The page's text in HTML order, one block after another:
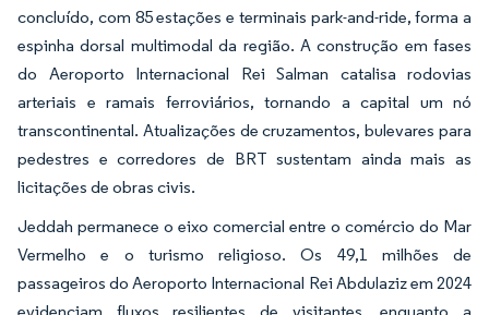
concluído, com 85 estações e terminais park-and-ride, forma a
espinha dorsal multimodal da região. A construção em fases
do Aeroporto Internacional Rei Salman catalisa rodovias
arteriais e ramais ferroviários, tornando a capital um nó
transcontinental. Atualizações de cruzamentos, bulevares para
pedestres e corredores de BRT sustentam ainda mais as
licitações de obras civis.
Jeddah permanece o eixo comercial entre o comércio do Mar
Vermelho e o turismo religioso. Os 49,1 milhões de
passageiros do Aeroporto Internacional Rei Abdulaziz em 2024